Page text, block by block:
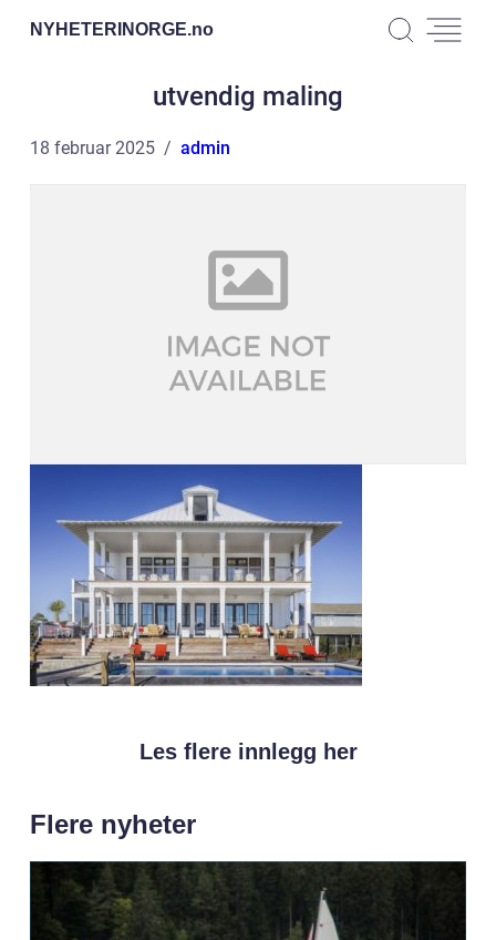
NYHETERINORGE.no
utvendig maling
18 februar 2025 admin
Les flere innlegg her
Flere nyheter